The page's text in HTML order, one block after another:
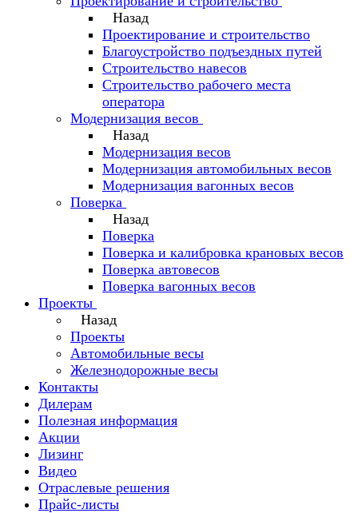
Назад
Проектирование и строительство
Благоустройство подъездных путей
Строительство навесов
Строительство рабочего места
оператора
Модернизация весов
Назад
Модернизация весов
Модернизация автомобильных весов
Модернизация вагонных весов
Поверка
Назад
Поверка
Поверка и калибровка крановых весов
Поверка автовесов
Поверка вагонных весов
Проекты
Назад
Проекты
Автомобильные весы
Железнодорожные весы
Контакты
Дилерам
Полезная информация
Акции
Лизинг
Видео
Отраслевые решения
Прайс-листы